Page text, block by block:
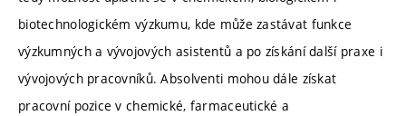
biotechnologickém výzkumu, kde může zastávat funkce
výzkumných a vývojových asistentů a po získání další praxe i
vývojových pracovníků. Absolventi mohou dále získat
pracovní pozice v chemické, farmaceutické a